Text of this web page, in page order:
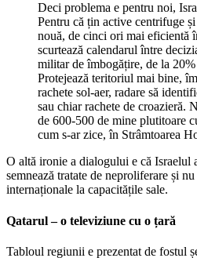
Deci problema e pentru noi,
Pentru că țin active centrifuge
nouă, de cinci ori mai eficientă
scurtează calendarul între
militar de îmbogățire, de la
Protejează teritoriul mai bine,
rachete sol-aer, radare să
sau chiar rachete de croazieră.
de 600-500 de mine plutitoare
cum s-ar zice, în Strâmtoarea
O altă ironie a dialogului e că Israelul
semnează tratate de neproliferare și
internaționale la capacitățile sale.
Qatarul – o televiziune cu o țară
Tabloul regiunii e prezentat de fostul